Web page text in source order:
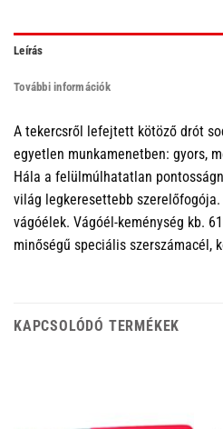
Leírás
További információk
A tekercsről lefejtett kötöző drót
egyetlen munkamenetben: gyors,
Hála a felülmúlhatatlan
világ legkeresettebb
vágóélek. Vágóél-keménység kb.
minőségű speciális szerszámacél,
KAPCSOLÓDÓ TERMÉKEK